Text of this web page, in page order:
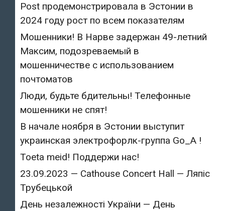
Post продемонстрировала в Эстонии в
2024 году рост по всем показателям
Мошенники! В Нарве задержан 49-летний
Максим, подозреваемый в
мошенничестве с использованием
почтоматов
Люди, будьте бдительны! Телефонные
мошенники не спят!
В начале ноября в Эстонии выступит
украинская электрофорлк-группа Go_A !
Toeta meid! Поддержи нас!
23.09.2023 — Cathouse Concert Hall — Ляпіс
Трубецькой
День незалежності України — День